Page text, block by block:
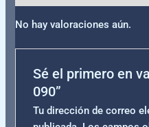
No hay valoraciones aún.
Sé el primero en
090”
Tu dirección de correo